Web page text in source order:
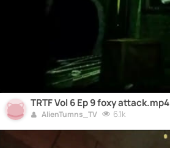
TRTF Vol 6 Ep 9 foxy attack.mp4
AlienTumns_TV 6.1k